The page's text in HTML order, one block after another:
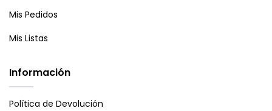
Mis Pedidos
Mis Listas
Información
Política de Devolución